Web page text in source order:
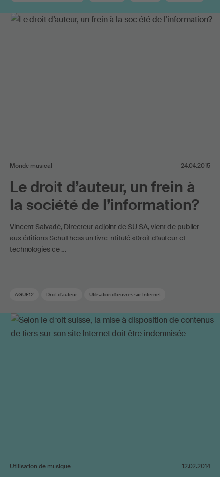
Monde musical 24.04.2015
Le droit d’auteur, un frein à
la société de l’information?
Vincent Salvadé, Directeur adjoint de SUISA, vient de publier
aux éditions Schulthess un livre intitulé «Droit d’auteur et
technologies de …
AGUR12 Droit d'auteur Utilisation d’œuvres sur Internet
Utilisation de musique 12.02.2014